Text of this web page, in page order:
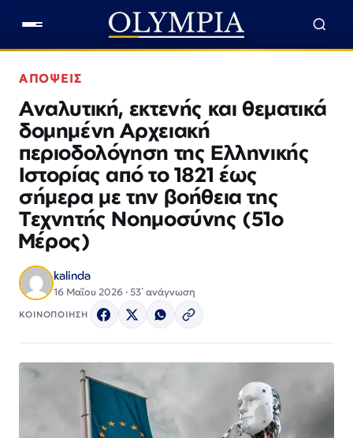
ΑΠΟΨΕΙΣ
Αναλυτική, εκτενής και θεματικά
δομημένη Αρχειακή
περιοδολόγηση της Ελληνικής
Ιστορίας από το 1821 έως
σήμερα με την βοήθεια της
Τεχνητής Νοημοσύνης (51ο
Μέρος)
kalinda
16 Μαΐου 2026 · 53΄ ανάγνωση
ΚΟΙΝΟΠΟΙΗΣΗ